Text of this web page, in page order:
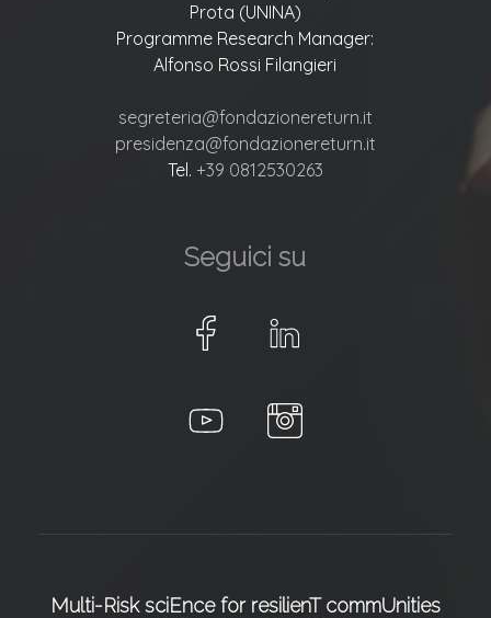
Prota (UNINA)
Programme Research Manager:
Alfonso Rossi Filangieri
segreteria@fondazionereturn.it
presidenza@fondazionereturn.it
Tel. +39 0812530263
Seguici su
Multi-Risk sciEnce for resilienT commUnities